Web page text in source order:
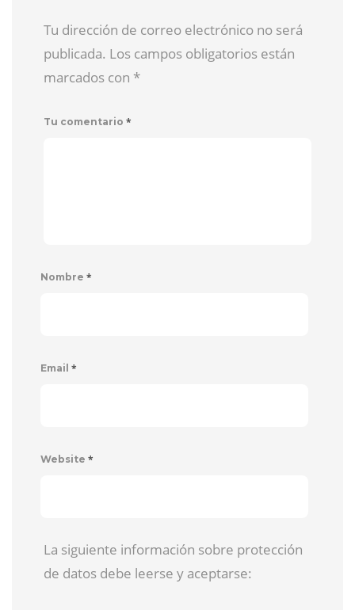
Tu dirección de correo electrónico no será
publicada. Los campos obligatorios están
marcados con *
Tu comentario *
Nombre *
Email *
Website *
La siguiente información sobre protección
de datos debe leerse y aceptarse: